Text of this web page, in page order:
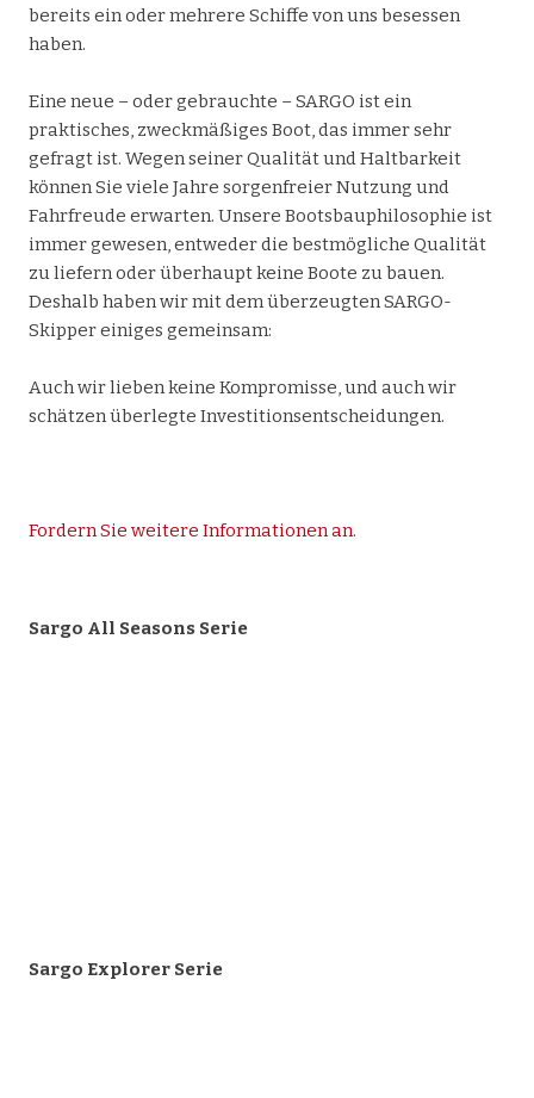
bereits ein oder mehrere Schiffe von uns besessen
haben.
Eine neue – oder gebrauchte – SARGO ist ein
praktisches, zweckmäßiges Boot, das immer sehr
gefragt ist. Wegen seiner Qualität und Haltbarkeit
können Sie viele Jahre sorgenfreier Nutzung und
Fahrfreude erwarten. Unsere Bootsbauphilosophie ist
immer gewesen, entweder die bestmögliche Qualität
zu liefern oder überhaupt keine Boote zu bauen.
Deshalb haben wir mit dem überzeugten SARGO-
Skipper einiges gemeinsam:
Auch wir lieben keine Kompromisse, und auch wir
schätzen überlegte Investitionsentscheidungen.
Fordern Sie weitere Informationen an.
Sargo All Seasons Serie
Sargo Explorer Serie